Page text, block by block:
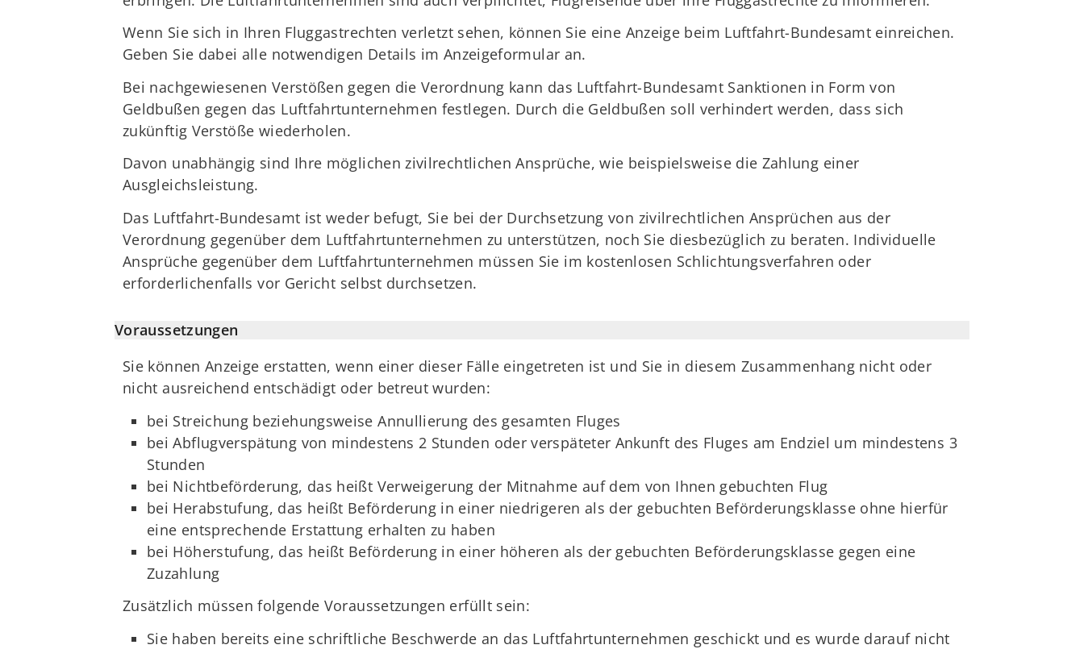
Wenn Sie sich in Ihren Fluggastrechten verletzt sehen, können Sie eine Anzeige beim Luftfahrt-Bundesamt einreichen.
Geben Sie dabei alle notwendigen Details im Anzeigeformular an.
Bei nachgewiesenen Verstößen gegen die Verordnung kann das Luftfahrt-Bundesamt Sanktionen in Form von
Geldbußen gegen das Luftfahrtunternehmen festlegen. Durch die Geldbußen soll verhindert werden, dass sich
zukünftig Verstöße wiederholen.
Davon unabhängig sind Ihre möglichen zivilrechtlichen Ansprüche, wie beispielsweise die Zahlung einer
Ausgleichsleistung.
Das Luftfahrt-Bundesamt ist weder befugt, Sie bei der Durchsetzung von zivilrechtlichen Ansprüchen aus der
Verordnung gegenüber dem Luftfahrtunternehmen zu unterstützen, noch Sie diesbezüglich zu beraten. Individuelle
Ansprüche gegenüber dem Luftfahrtunternehmen müssen Sie im kostenlosen Schlichtungsverfahren oder
erforderlichenfalls vor Gericht selbst durchsetzen.
Voraussetzungen
Sie können Anzeige erstatten, wenn einer dieser Fälle eingetreten ist und Sie in diesem Zusammenhang nicht oder
nicht ausreichend entschädigt oder betreut wurden:
bei Streichung beziehungsweise Annullierung des gesamten Fluges
bei Abflugverspätung von mindestens 2 Stunden oder verspäteter Ankunft des Fluges am Endziel um mindestens 3
Stunden
bei Nichtbeförderung, das heißt Verweigerung der Mitnahme auf dem von Ihnen gebuchten Flug
bei Herabstufung, das heißt Beförderung in einer niedrigeren als der gebuchten Beförderungsklasse ohne hierfür
eine entsprechende Erstattung erhalten zu haben
bei Höherstufung, das heißt Beförderung in einer höheren als der gebuchten Beförderungsklasse gegen eine
Zuzahlung
Zusätzlich müssen folgende Voraussetzungen erfüllt sein:
Sie haben bereits eine schriftliche Beschwerde an das Luftfahrtunternehmen geschickt und es wurde darauf nicht